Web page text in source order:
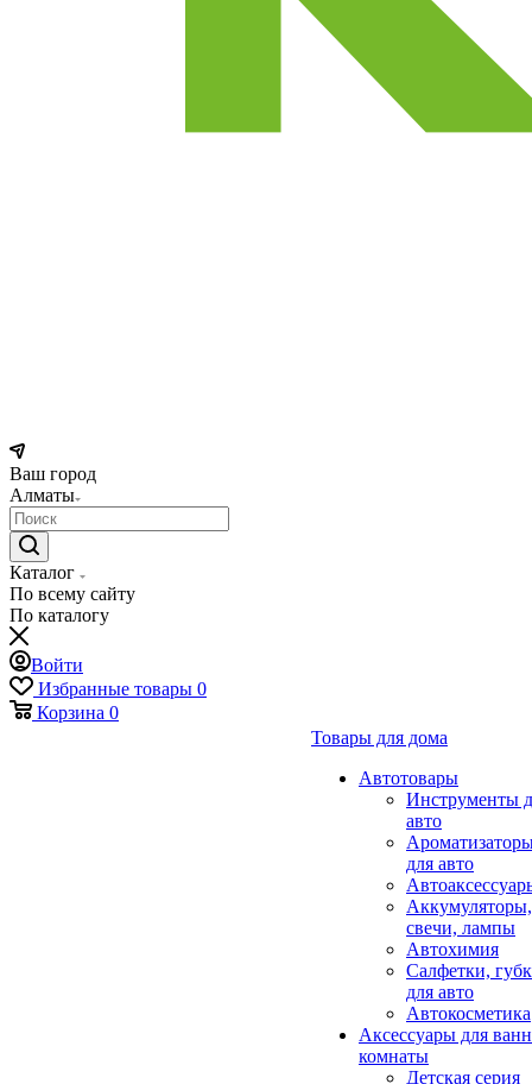
Ваш город
Алматы
Каталог
По всему сайту
По каталогу
Войти
Избранные товары 0
Корзина 0
Товары для дома
Автотовары
Инструменты
авто
для авто
Аккумуляторы,
свечи, лампы
Автохимия
Салфетки,
для авто
Автокосметика
Аксессуары для
комнаты
Детская серия